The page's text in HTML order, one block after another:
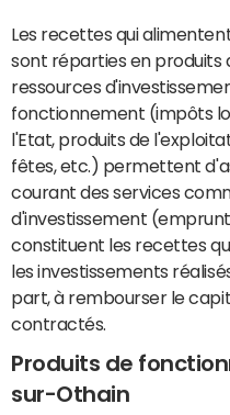
Les recettes qui
sont réparties en
ressources
fonctionnement (impôts
l'Etat, produits de
fêtes, etc.) permettent
courant des services
d'investissement
constituent les recettes
les investissements
part, à rembourser le
contractés.
Produits de
sur-Othain